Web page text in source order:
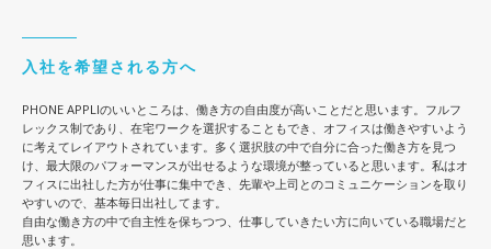
入社を希望される方へ
PHONE APPLIのいいところは、働き方の自由度が高いことだと思います。フルフ
レックス制であり、在宅ワークを選択することもでき、オフィスは働きやすいよう
に考えてレイアウトされています。多く選択肢の中で自分に合った働き方を見つ
け、最大限のパフォーマンスが出せるような環境が整っていると思います。私はオ
フィスに出社した方が仕事に集中でき、先輩や上司とのコミュニケーションを取り
やすいので、基本毎日出社してます。​
自由な働き方の中で自主性を保ちつつ、仕事していきたい方に向いている職場だと
思います。